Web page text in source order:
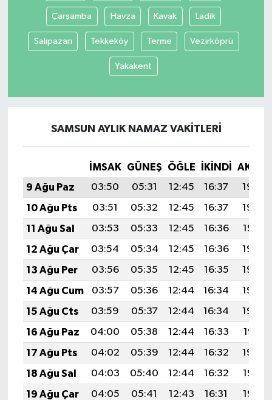
Çarşamba Havza Kavak Ladik
Salıpazarı Tekkeköy Terme Vezirköprü
Yakakent
SAMSUN AYLIK NAMAZ VAKITLERI
İMSAK GÜNEŞ ÖĞLE İKINDI
9 Ağu Paz
03:50 05:31 12:45 16:37
19:50
10 Ağu Pts
03:51 05:32 12:45 16:37
19:49
11 Ağu Sal
03:53 05:33 12:45 16:36
19:47
12 Ağu Çar
03:54 05:34 12:45 16:36
19:46
13 Ağu Per
03:56 05:35 12:45 16:35
19:45
14 Ağu Cum
03:57 05:36 12:44 16:34
19:43
15 Ağu Cts
03:59 05:37 12:44 16:34
19:42
16 Ağu Paz
04:00 05:38 12:44 16:33
19:41
17 Ağu Pts
04:02 05:39 12:44 16:32
19:39
18 Ağu Sal
04:03 05:40 12:44 16:32
19:38
19 Ağu Çar
04:05 05:41 12:43 16:31
19:36